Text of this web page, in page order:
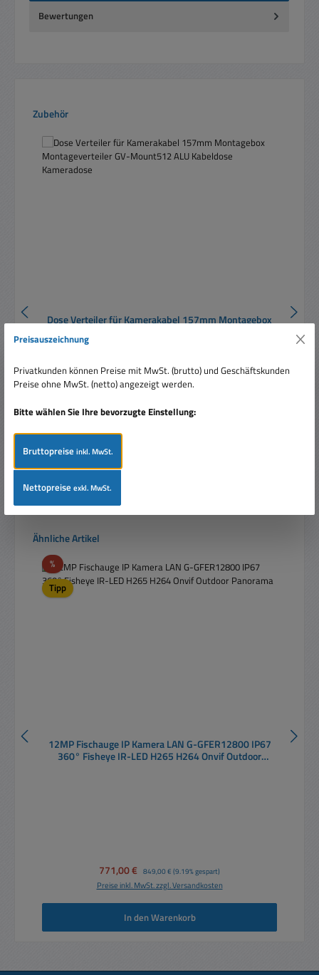
Bewertungen
Produktgalerie überspringen
Zubehör
Dose Verteiler für Kamerakabel 157mm Montagebox
Produktgalerie überspringen
Ähnliche Artikel
%Rabatt
Tipp
12MP Fischauge IP Kamera LAN G-GFER12800 IP67
360° Fisheye IR-LED H265 H264 Onvif Outdoor
Verkaufspreis:
771,00 € Regulärer Preis:
849,00 € (9.19% gespart)
Preise inkl. MwSt. zzgl. Versandkosten
In den Warenkorb
Preisauszeichnung
Privatkunden können Preise mit MwSt. (brutto) und Geschäftskunden
Preise ohne MwSt. (netto) angezeigt werden.
Bitte wählen Sie Ihre bevorzugte Einstellung:
Bruttopreiseinkl. MwSt.
Nettopreiseexkl. MwSt.